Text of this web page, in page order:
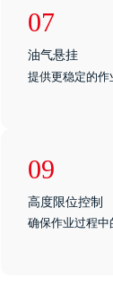
07
油气悬挂
提供更稳定的作
09
高度限位控制
确保作业过程中